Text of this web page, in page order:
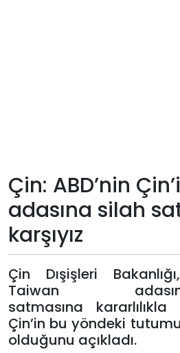
Künye
Giriş
Yap
Çin: ABD’nin
adasına silah
karşıyız
Çin Dışişleri
Taiwan
satmasına kararlılıkla
Çin’in bu yöndeki
olduğunu açıkladı.